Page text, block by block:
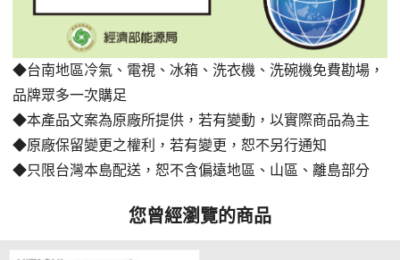
◆台南地區冷氣、電視、冰箱、洗衣機、洗碗機免費勘場 ，
品牌眾多一次購足
◆本產品文案為原廠所提供，若有變動，以實際商品為主
◆原廠保留變更之權利，若有變更，恕不另行通知
◆只限台灣本島配送，恕不含偏遠地區、山區、離島部分
您曾經瀏覽的商品